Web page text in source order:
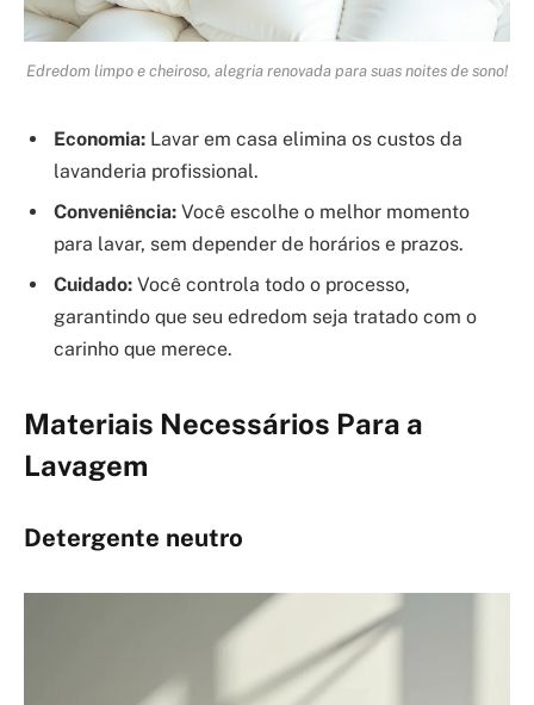
Edredom limpo e cheiroso, alegria renovada para suas noites de sono!
Economia: Lavar em casa elimina os custos da
lavanderia profissional.
Conveniência: Você escolhe o melhor momento
para lavar, sem depender de horários e prazos.
Cuidado: Você controla todo o processo,
garantindo que seu edredom seja tratado com o
carinho que merece.
Materiais Necessários Para a
Lavagem
Detergente neutro